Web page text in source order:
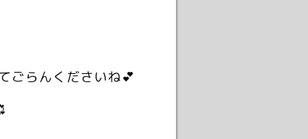
ごらんくださいね💕